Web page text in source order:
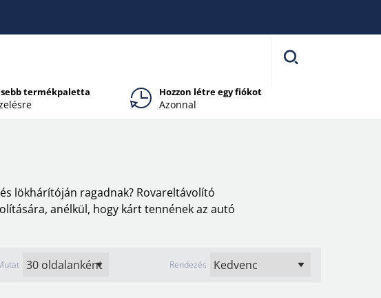
termékpaletta Hozzon létre egy fiókot
Azonnal
lökhárítóján ragadnak? Rovareltávolító
anélkül, hogy kárt tennének az autó
Rendezés